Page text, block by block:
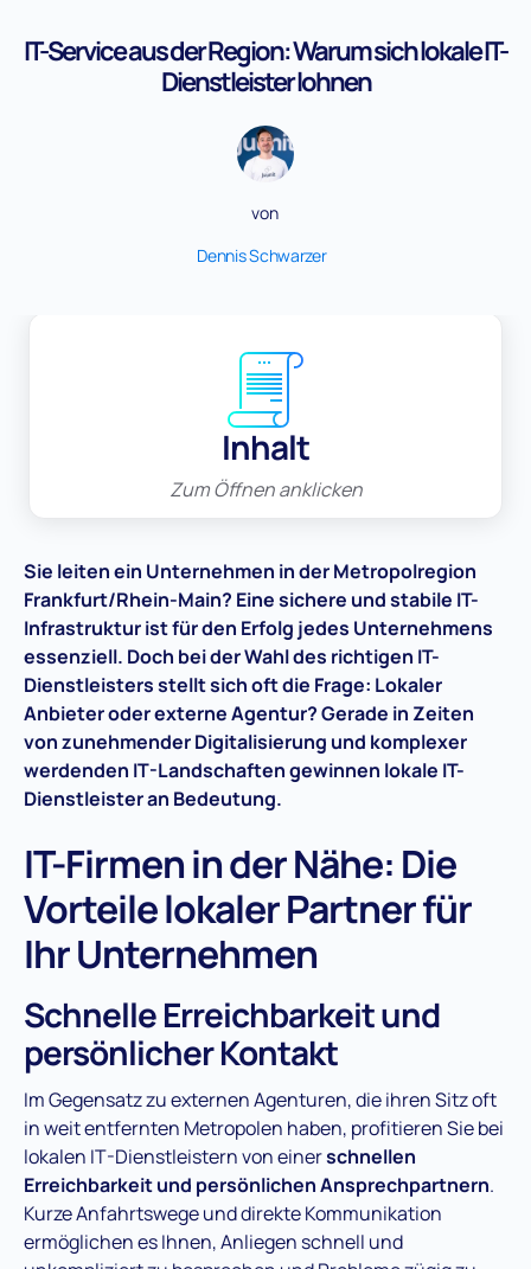
IT-Service aus der Region: Warum sich lokale IT-
Dienstleister lohnen
von
Dennis Schwarzer
Inhalt
Zum Öffnen anklicken
Sie leiten ein Unternehmen in der Metropolregion
Frankfurt/Rhein-Main? Eine sichere und stabile IT-
Infrastruktur ist für den Erfolg jedes Unternehmens
essenziell. Doch bei der Wahl des richtigen IT-
Dienstleisters stellt sich oft die Frage: Lokaler
Anbieter oder externe Agentur? Gerade in Zeiten
von zunehmender Digitalisierung und komplexer
werdenden IT-Landschaften gewinnen lokale IT-
Dienstleister an Bedeutung.
IT-Firmen in der Nähe: Die
Vorteile lokaler Partner für
Ihr Unternehmen
Schnelle Erreichbarkeit und
persönlicher Kontakt
Im Gegensatz zu externen Agenturen, die ihren Sitz oft
in weit entfernten Metropolen haben, profitieren Sie bei
lokalen IT-Dienstleistern von einerschnellen
Erreichbarkeit und persönlichen Ansprechpartnern.
Kurze Anfahrtswege und direkte Kommunikation
ermöglichen es Ihnen, Anliegen schnell und